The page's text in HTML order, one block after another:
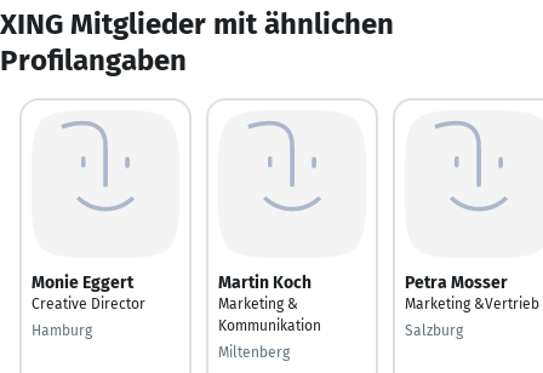
XING Mitglieder mit ähnlichen
Profilangaben
Monie Eggert
Creative Director
Hamburg
Martin Koch
Marketing &
Kommunikation
Miltenberg
Petra Mosser
Marketing &Vertrieb
Salzburg